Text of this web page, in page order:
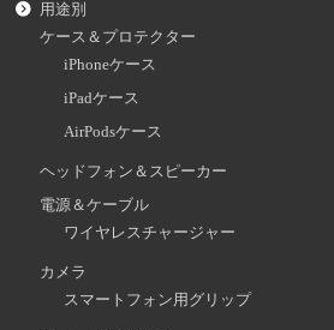
用途別
ケース＆プロテクター
iPhoneケース
iPadケース
AirPodsケース
ヘッドフォン＆スピーカー
電源＆ケーブル
ワイヤレスチャージャー
カメラ
スマートフォン用グリップ